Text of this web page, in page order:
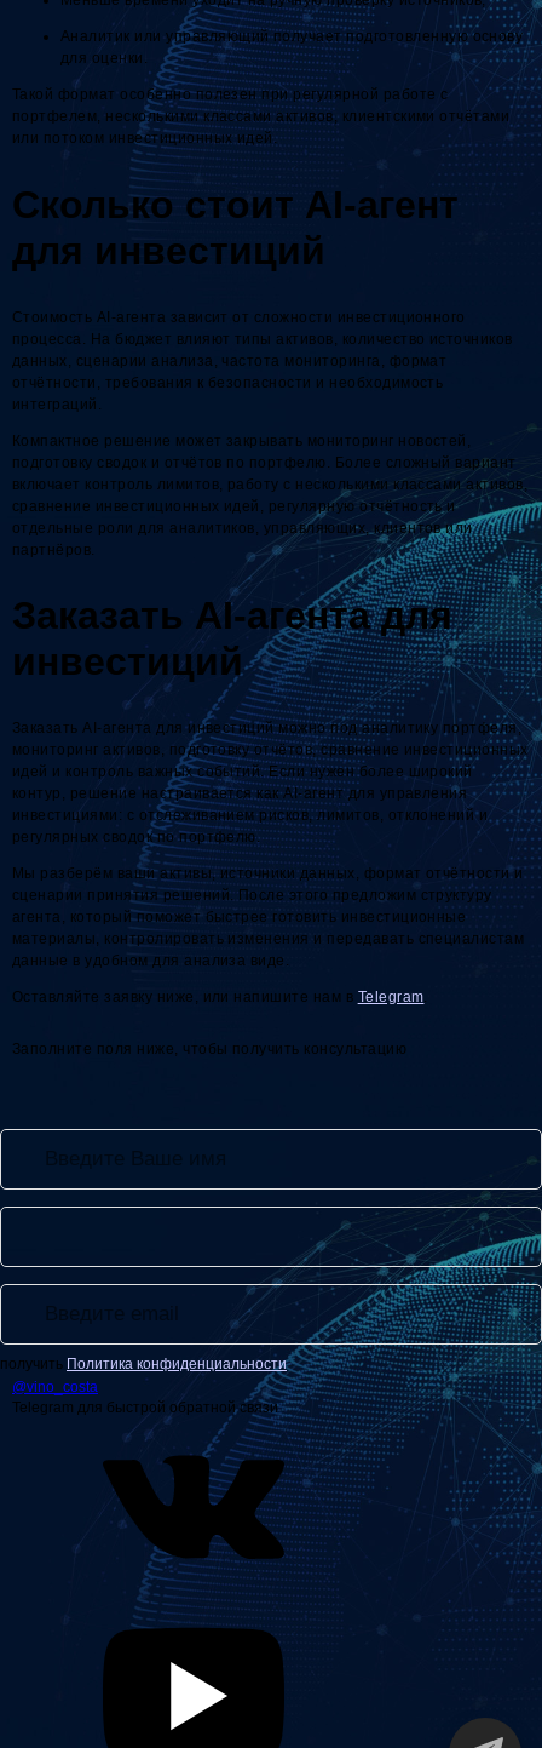
Аналитик или управляющий получает подготовленную основу
для оценки.
Такой формат особенно полезен при регулярной работе с
портфелем, несколькими классами активов, клиентскими отчётами
или потоком инвестиционных идей.
Сколько стоит AI-агент
для инвестиций
Стоимость AI-агента зависит от сложности инвестиционного
процесса. На бюджет влияют типы активов, количество источников
данных, сценарии анализа, частота мониторинга, формат
отчётности, требования к безопасности и необходимость
интеграций.
Компактное решение может закрывать мониторинг новостей,
подготовку сводок и отчётов по портфелю. Более сложный вариант
включает контроль лимитов, работу с несколькими классами активов,
сравнение инвестиционных идей, регулярную отчётность и
отдельные роли для аналитиков, управляющих, клиентов или
партнёров.
Заказать AI-агента для
инвестиций
Заказать AI-агента для инвестиций можно под аналитику портфеля,
мониторинг активов, подготовку отчётов, сравнение инвестиционных
идей и контроль важных событий. Если нужен более широкий
контур, решение настраивается как AI-агент для управления
инвестициями: с отслеживанием рисков, лимитов, отклонений и
регулярных сводок по портфелю.
Мы разберём ваши активы, источники данных, формат отчётности и
сценарии принятия решений. После этого предложим структуру
агента, который поможет быстрее готовить инвестиционные
материалы, контролировать изменения и передавать специалистам
данные в удобном для анализа виде.
Оставляйте заявку ниже, или напишите нам в Telegram.
Заполните поля ниже, чтобы получить консультацию
получить Политика конфиденциальности
@vino_costa
Telegram для быстрой обратной связи